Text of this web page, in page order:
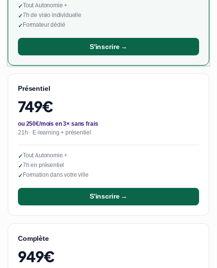
✓Tout Autonomie +
✓7h de visio individuelle
✓Formateur dédié
S'inscrire →
Présentiel
749€
ou 250€/mois en 3× sans frais
21h · E-learning + présentiel
✓Tout Autonomie +
✓7h en présentiel
✓Formation dans votre ville
S'inscrire →
Complète
949€